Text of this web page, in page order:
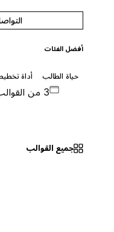
التواصل مع
أفضل الفئات
حياة الطالب أداة تخطيط
جميع القوالب